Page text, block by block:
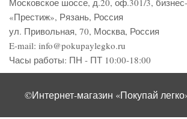
Московское шоссе, д.20, оф.301/3,
«Престиж», Рязань, Россия
ул. Привольная, 70, Москва, Россия
E-mail: info@pokupaylegko.ru
Часы работы: ПН - ПТ 10:00-18:00
©Интернет-магазин «Покупай